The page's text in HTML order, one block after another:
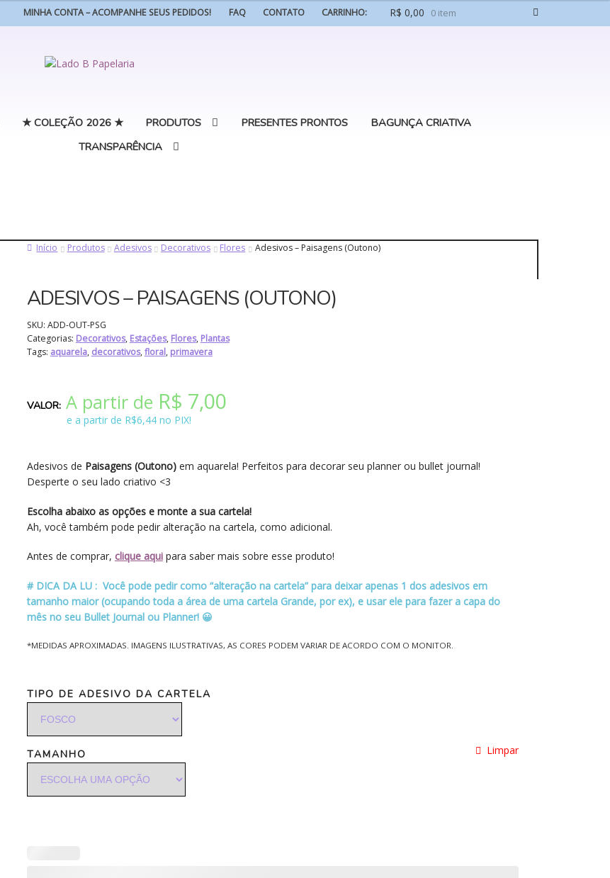
MINHA CONTA – ACOMPANHE SEUS PEDIDOS! FAQ CONTATO CARRINHO: R$ 0,00 0 item
Pular
Pular
★ COLEÇÃO 2026 ★ PRODUTOS PRESENTES PRONTOS
BAGUNÇA CRIATIVA
TRANSPARÊNCIA
Início Produtos Adesivos Decorativos Flores Adesivos – Paisagens (Outono)
ADESIVOS – PAISAGENS (OUTONO)
Adesivos de Paisagens (Outono)em aquarela! Perfeitos para decorar seu planner ou bullet journal!
Desperte o seu lado criativo <3
Escolha abaixo as opções e monte a sua cartela!
Ah, você também pode pedir alteração na cartela, como adicional.
Antes de comprar, clique aquipara saber mais sobre esse produto!
# DICA DA LU : Você pode pedir como “alteração na cartela” para deixar apenas 1 dos adesivos em
tamanho maior (ocupando toda a área de uma cartela Grande, por ex), e usar ele para fazer a capa do
mês no seu Bullet Journal ou Planner! 😀
*MEDIDAS APROXIMADAS. IMAGENS ILUSTRATIVAS, AS CORES PODEM VARIAR DE ACORDO COM O MONITOR.
SKU: ADD-OUT-PSG
Categorias: Decorativos, Estações, Flores, Plantas
Tags: aquarela, decorativos,floral, primavera
A partir de R$ 7,00
e a partir de R$6,44 no PIX!
TIPO DE ADESIVO DA CARTELA
TAMANHO Limpar